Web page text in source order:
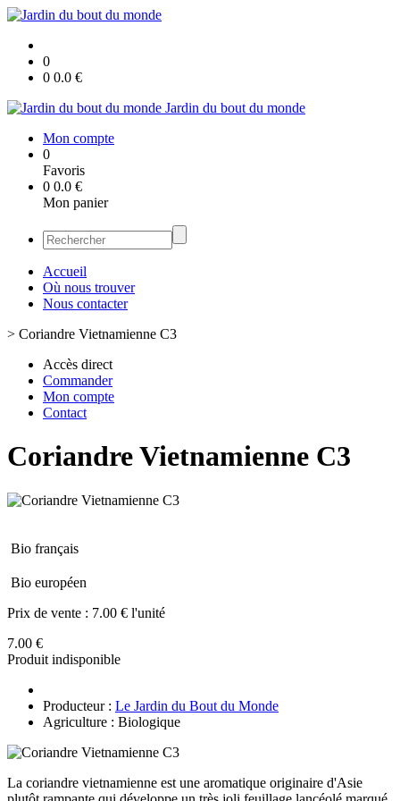
0
0 0.0 €
Jardin du bout du monde
Mon compte
0
Favoris
0 0.0 €
Mon panier
Accueil
Où nous trouver
Nous contacter
> Coriandre Vietnamienne C3
Accès direct
Commander
Mon compte
Contact
Coriandre Vietnamienne C3
Bio français
Bio européen
Prix de vente : 7.00 € l'unité
7.00 €
Produit indisponible
Producteur : Le Jardin du Bout du Monde
Agriculture : Biologique
La coriandre vietnamienne est une aromatique originaire d'Asie